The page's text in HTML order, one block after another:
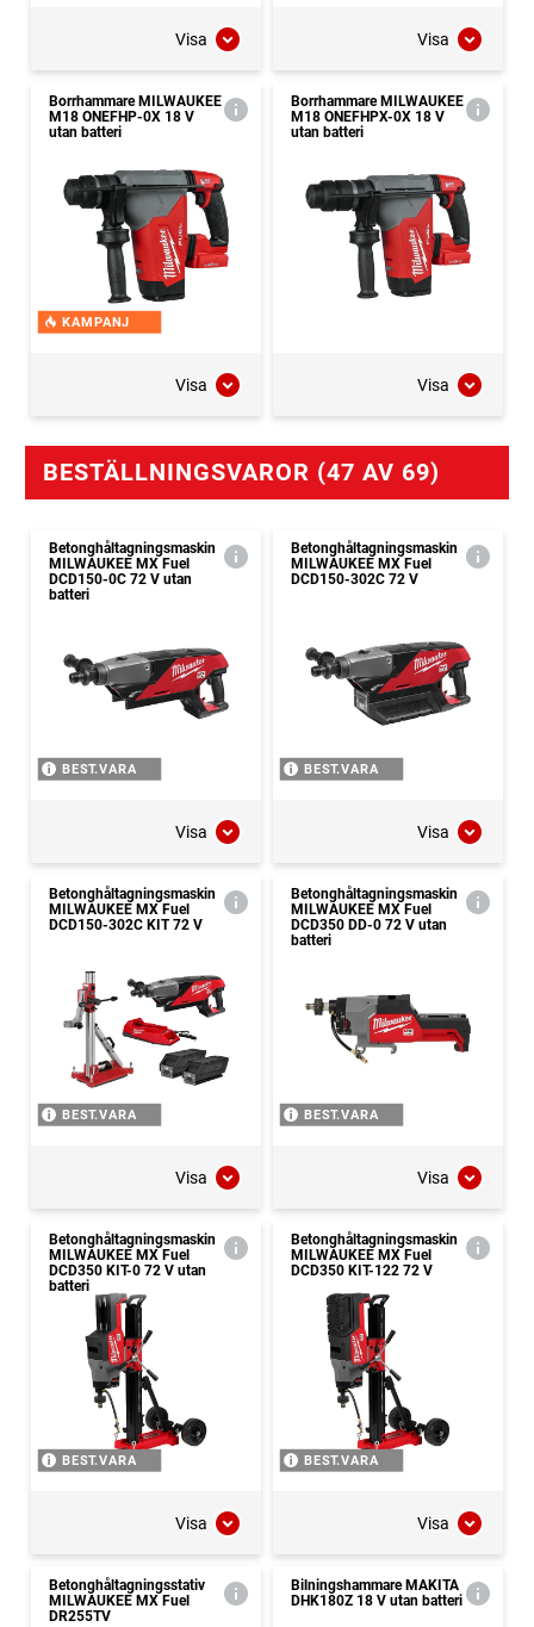
Visa Visa
Borrhammare MILWAUKEE
M18 ONEFHP-0X 18 V
utan batteri
KAMPANJ
Visa
Borrhammare MILWAUKEE
M18 ONEFHPX-0X 18 V
utan batteri
Visa
BESTÄLLNINGSVAROR (47 AV 69)
Betonghåltagningsmaskin
MILWAUKEE MX Fuel
DCD150-0C 72 V utan
batteri
BEST.VARA
Visa
Betonghåltagningsmaskin
MILWAUKEE MX Fuel
DCD150-302C 72 V
BEST.VARA
Visa
Betonghåltagningsmaskin
MILWAUKEE MX Fuel
DCD150-302C KIT 72 V
BEST.VARA
Visa
Betonghåltagningsmaskin
MILWAUKEE MX Fuel
DCD350 DD-0 72 V utan
batteri
BEST.VARA
Visa
Betonghåltagningsmaskin
MILWAUKEE MX Fuel
DCD350 KIT-0 72 V utan
batteri
BEST.VARA
Visa
Betonghåltagningsmaskin
MILWAUKEE MX Fuel
DCD350 KIT-122 72 V
BEST.VARA
Visa
Betonghåltagningsstativ
MILWAUKEE MX Fuel
DR255TV
Bilningshammare MAKITA
DHK180Z 18 V utan batteri